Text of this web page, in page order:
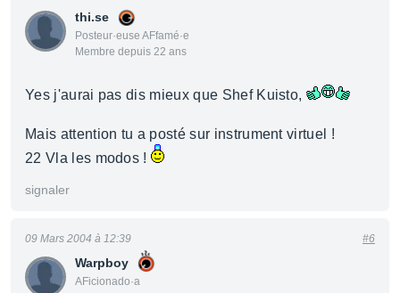
thi.se
Posteur·euse AFfamé·e
Membre depuis 22 ans
Yes j'aurai pas dis mieux que Shef Kuisto,
Mais attention tu a posté sur instrument virtuel !
22 Vla les modos !
signaler
Warpboy
AFicionado·a
09 Mars 2004 à 12:39 #6